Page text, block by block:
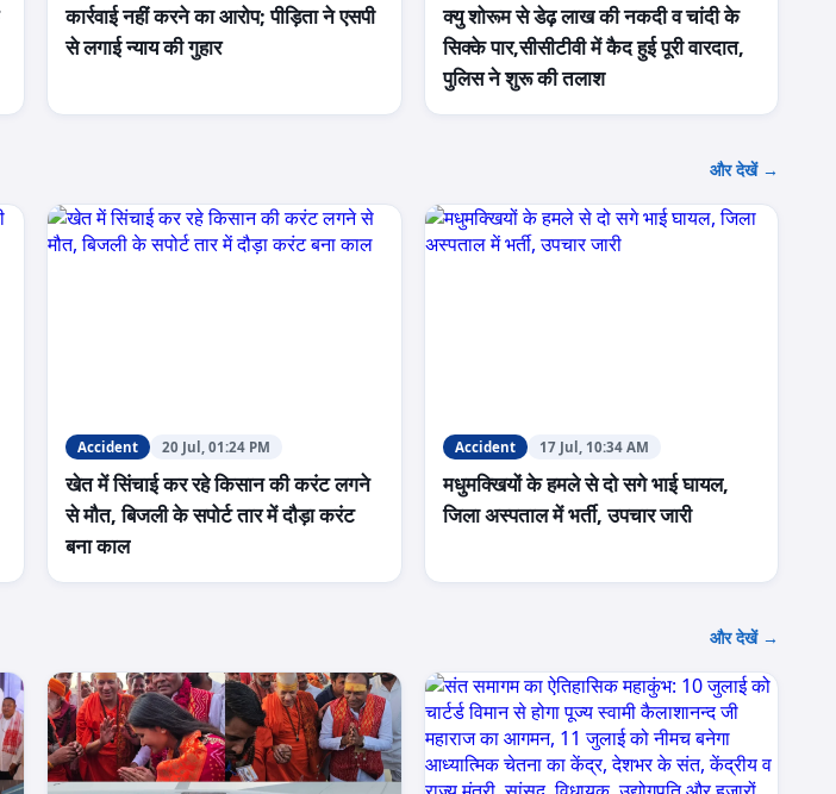
कार्रवाई नहीं करने का आरोप; पीड़िता ने एसपी
से लगाई न्याय की गुहार
क्यु शोरूम से डेढ़ लाख की नकदी व चांदी के
सिक्के पार,सीसीटीवी में कैद हुई पूरी वारदात,
पुलिस ने शुरू की तलाश
और देखें →
Accident 20 Jul, 01:24 PM
खेत में सिंचाई कर रहे किसान की करंट लगने
से मौत, बिजली के सपोर्ट तार में दौड़ा करंट
बना काल
Accident 17 Jul, 10:34 AM
मधुमक्खियों के हमले से दो सगे भाई घायल,
जिला अस्पताल में भर्ती, उपचार जारी
और देखें →